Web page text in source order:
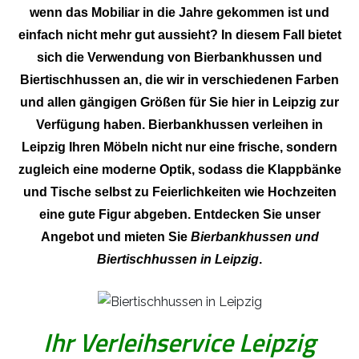
wenn das Mobiliar in die Jahre gekommen ist und
einfach nicht mehr gut aussieht? In diesem Fall bietet
sich die Verwendung von Bierbankhussen und
Biertischhussen an, die wir in verschiedenen Farben
und allen gängigen Größen für Sie hier in Leipzig zur
Verfügung haben. Bierbankhussen verleihen in
Leipzig Ihren Möbeln nicht nur eine frische, sondern
zugleich eine moderne Optik, sodass die Klappbänke
und Tische selbst zu Feierlichkeiten wie Hochzeiten
eine gute Figur abgeben. Entdecken Sie unser
Angebot und mieten Sie Bierbankhussen und
Biertischhussen in Leipzig.
Ihr Verleihservice Leipzig